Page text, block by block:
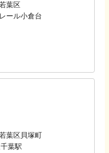
葉区
ール小倉台
葉区貝塚町
葉駅